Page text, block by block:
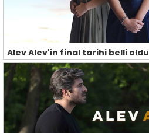
Alev Alev'in final tarihi belli oldu